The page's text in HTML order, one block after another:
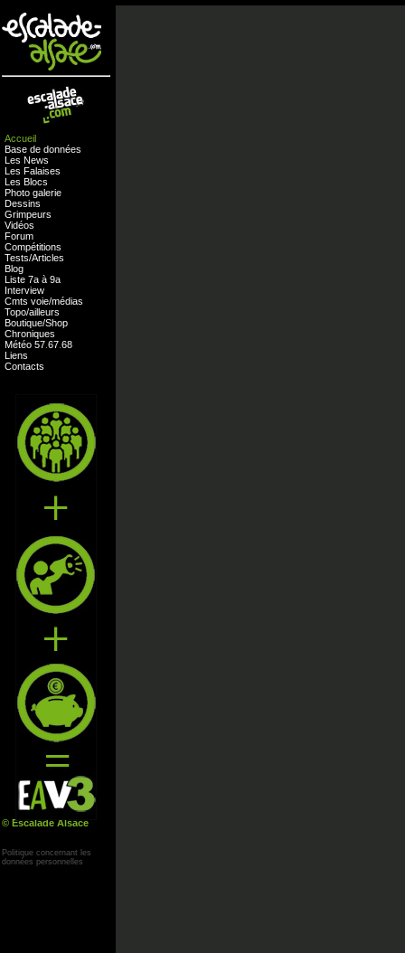
Accueil
Base de données
Les News
Les Falaises
Les Blocs
Photo galerie
Dessins
Grimpeurs
Vidéos
Forum
Compétitions
Tests/Articles
Blog
Liste 7a à 9a
Interview
Cmts voie/médias
Topo/ailleurs
Boutique/Shop
Chroniques
Météo 57 67 68
Liens
Contacts
© Escalade Alsace
Politique concernant les
données personnelles